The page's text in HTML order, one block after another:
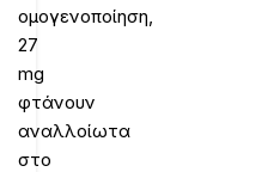
ομογενοποίηση,
27
mg
φτάνουν
αναλλοίωτα
στο